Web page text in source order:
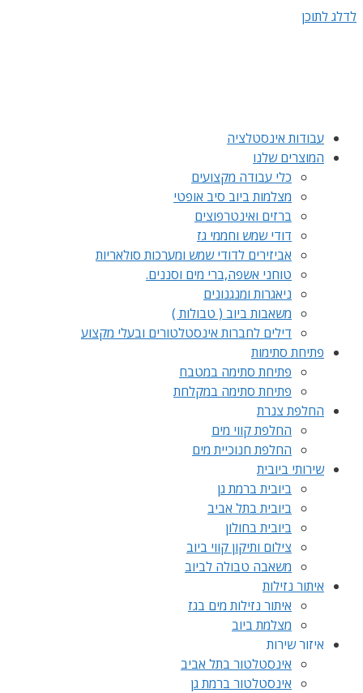
לדלג לתוכן
עבודות אינסטלציה
המוצרים שלנו
כלי עבודה מקצועים
מצלמות ביוב סיב אופטי
ברזים ואינטרפוצים
דודי שמש וחממי גז
אביזירים לדודי שמש ומערכות סולאריות
טוחני אשפה,ברי מים וסננים.
ניאגרות ומנגנונים
משאבות ביוב ( טבולות )
דילים לחברות אינסטלטורים ובעלי מקצוע
פתיחת סתימות
פתיחת סתימה במטבח
פתיחת סתימה במקלחת
החלפת צנרת
החלפת קווי מים
החלפת חנוכיית מים
שירותי ביובית
ביובית ברמת גן
ביובית בתל אביב
ביובית בחולון
צילום ותיקון קווי ביוב
משאבה טבולה לביוב
איתור נזילות
איתור נזילות מים בגז
מצלמת ביוב
איזור שירות
אינסטלטור בתל אביב
אינסטלטור ברמת גן